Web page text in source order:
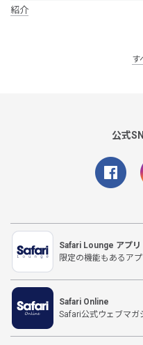
紹介
す
公式
Safari Lounge アプリ
限定の機能もあるア
Safari Online
Safari公式ウェブマガ